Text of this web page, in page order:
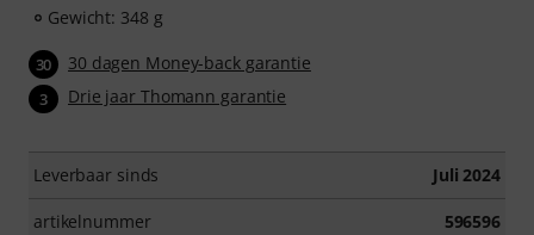
Gewicht: 348 g
30 30 dagen Money-back garantie
3 Drie jaar Thomann garantie
Leverbaar sinds Juli 2024
artikelnummer 596596